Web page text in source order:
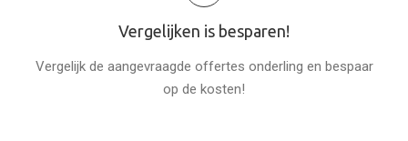
Vergelijken is besparen!
Vergelijk de aangevraagde offertes onderling en bespaar
op de kosten!